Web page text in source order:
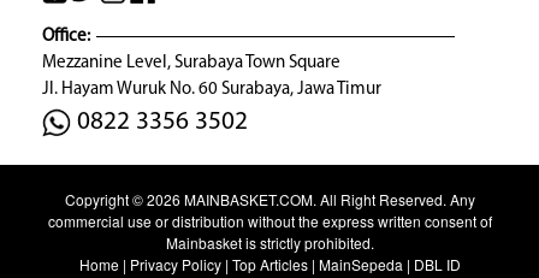
Office:
Mezzanine Level, Surabaya Town Square
Jl. Hayam Wuruk No. 60 Surabaya, Jawa Timur
0822 3356 3502
Copyright © 2026 MAINBASKET.COM. All Right Reserved. Any
commercial use or distribution without the express written consent of
Mainbasket is strictly prohibited.
Home| Privacy Policy| Top Articles| MainSepeda | DBL ID